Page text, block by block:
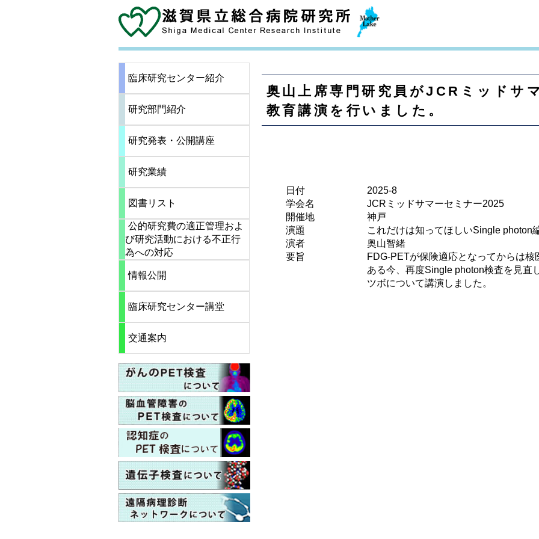
臨床研究センター紹介
研究部門紹介
研究発表・公開講座
研究業績
図書リスト
公的研究費の適正管理およ
び研究活動における不正行
為への対応
情報公開
臨床研究センター講堂
交通案内
奥山上席専門研究員がJCRミッドサ
教育講演を行いました。
日付
2025-8
学会名
JCRミッドサマーセミナー2025
開催地
神戸
演題
これだけは知ってほしいSingle photon
演者
奥山智緒
要旨
FDG-PETが保険適応となってからは
ある今、再度Single photon検査を見直
ツボについて講演しました。